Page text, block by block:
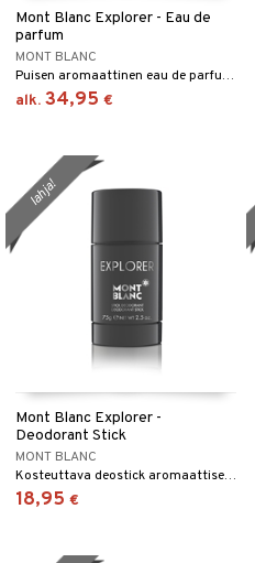
Mont Blanc Explorer - Eau de
parfum
MONT BLANC
Puisen aromaattinen eau de parfum - MontBlanc
alk. 34,95 €
Mont Blanc Explorer -
Deodorant Stick
MONT BLANC
Kosteuttava deostick aromaattisen puisella tuoksulla - Mont Blanc
18,95 €
lahja!
& Viikset
1: Puhdistus
2: Kirkastus
3: Kosteutus
ja Vartalonhoito
ja naamiot
Huulten Hoito
Happy
Happy For Men
Miehille
& Soujaus
& vastauksia